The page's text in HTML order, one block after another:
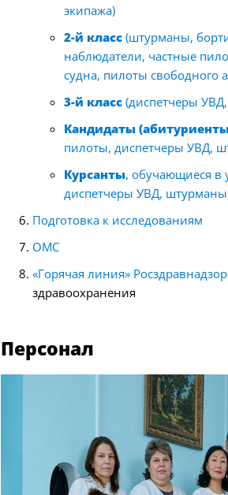
экипажа)
2-й класс(штурманы,
наблюдатели, частные
судна, пилоты свободного
3-й класс(диспетчеры
Кандидаты
пилоты, диспетчеры УВД,
Курсанты, обучающиеся в
диспетчеры УВД,
Подготовка к исследованиям
ОМС
«Горячая линия»
здравоохранения
Персонал